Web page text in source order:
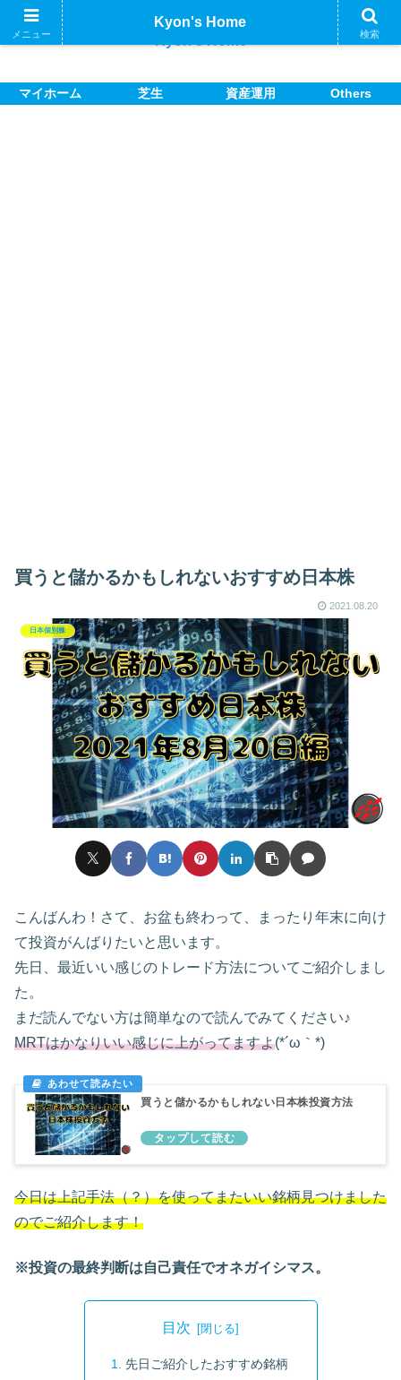
マイホーム 芝生 資産運用 Others
買うと儲かるかもしれないおすすめ日本株
2021.08.20
日本個別株
こんばんわ！さて、お盆も終わって、まったり年末に向け
て投資がんばりたいと思います。
先日、最近いい感じのトレード方法についてご紹介しまし
た。
まだ読んでない方は簡単なので読んでみてください♪
MRTはかなりいい感じに上がってますよ(*´ω｀*)
買うと儲かるかもしれない日本株投資方法
今日は上記手法（？）を使ってまたいい銘柄見つけました
のでご紹介します！
※投資の最終判断は自己責任でオネガイシマス。
目次
先日ご紹介したおすすめ銘柄
メニュー
Kyon's Home
検索